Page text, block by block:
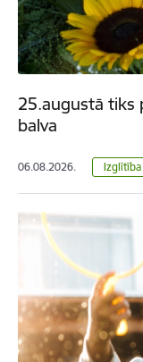
25.augustā tiks
balva
06.08.2026. Izglītība